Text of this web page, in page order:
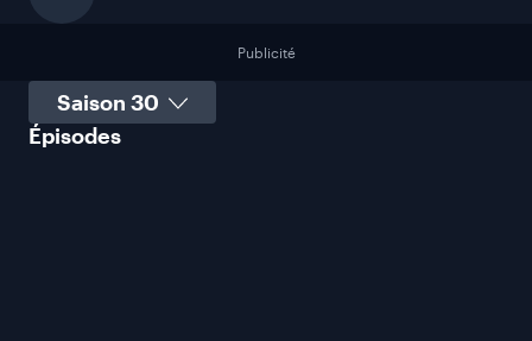
Publicité
Sélectionner une saison
Épisodes